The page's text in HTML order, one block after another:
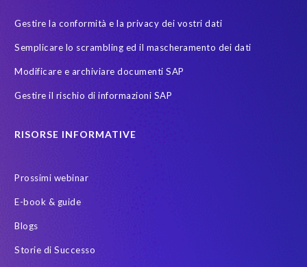
Gestire la conformità e la privacy dei vostri dati
Semplicare lo scrambling ed il mascheramento dei dati
Modificare e archiviare documenti SAP
Gestire il rischio di informazioni SAP
RISORSE INFORMATIVE
Prossimi webinar
E-book & guide
Blogs
Storie di Successo